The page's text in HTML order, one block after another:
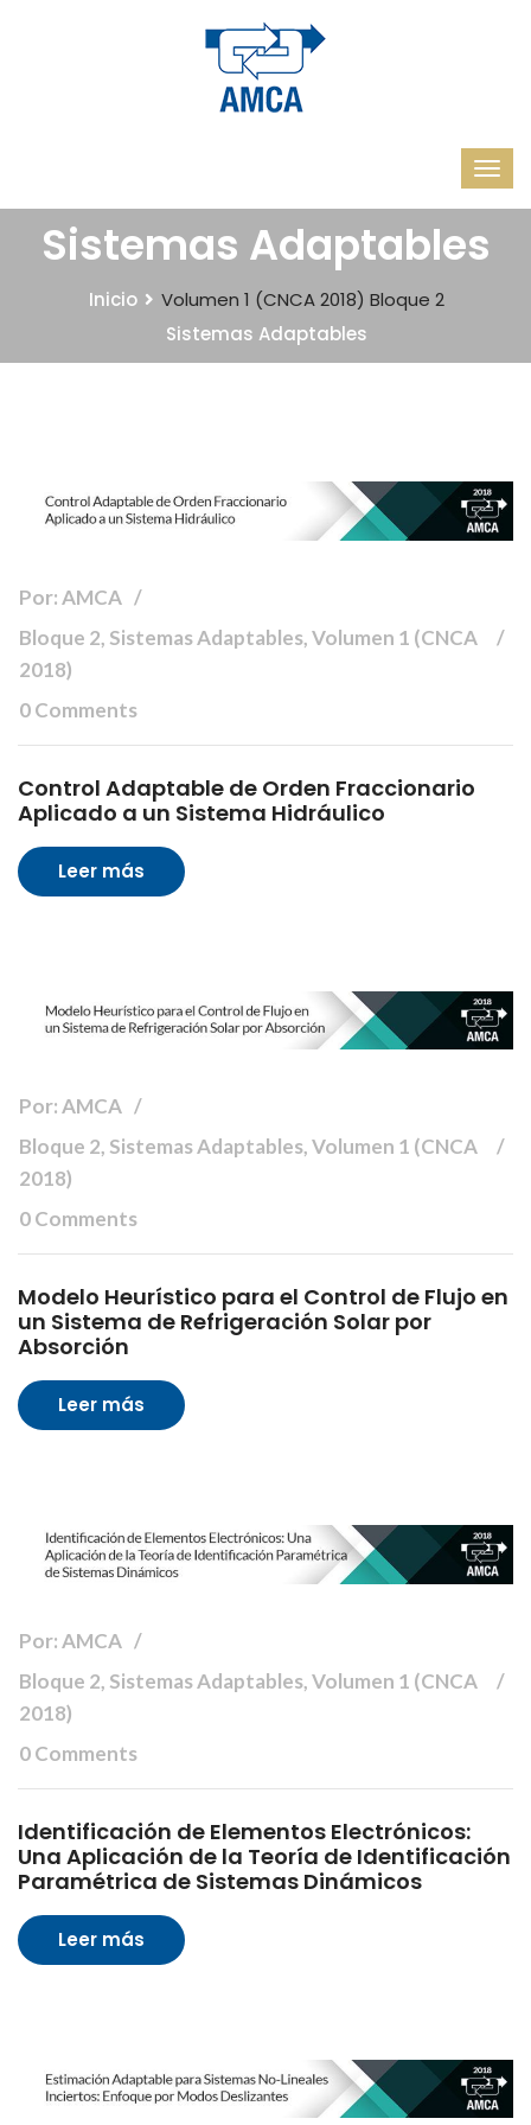
Sistemas Adaptables
Inicio Volumen 1 (CNCA 2018) Bloque 2
Sistemas Adaptables
Por: AMCA
Bloque 2, Sistemas Adaptables, Volumen 1 (CNCA
2018)
0 Comments
Control Adaptable de Orden Fraccionario
Aplicado a un Sistema Hidráulico
Leer más
Por: AMCA
Bloque 2, Sistemas Adaptables, Volumen 1 (CNCA
2018)
0 Comments
Modelo Heurístico para el Control de Flujo en
un Sistema de Refrigeración Solar por
Absorción
Leer más
Por: AMCA
Bloque 2, Sistemas Adaptables, Volumen 1 (CNCA
2018)
0 Comments
Identificación de Elementos Electrónicos:
Una Aplicación de la Teoría de Identificación
Paramétrica de Sistemas Dinámicos
Leer más